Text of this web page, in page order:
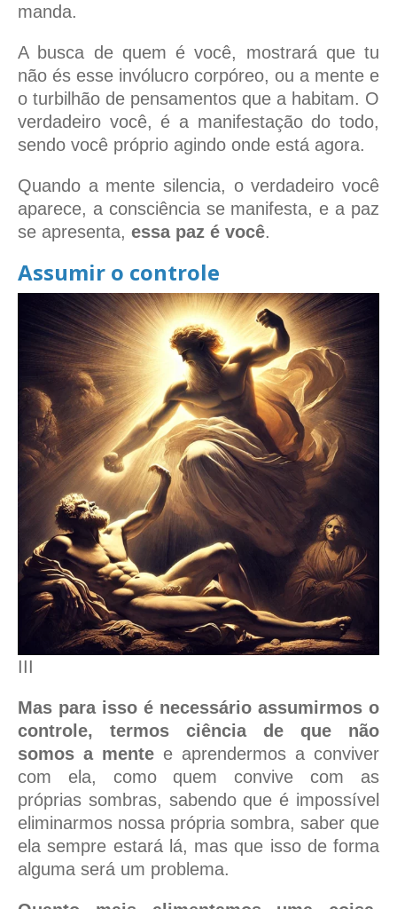
manda.
A busca de quem é você, mostrará que tu
não és esse invólucro corpóreo, ou a mente e
o turbilhão de pensamentos que a habitam. O
verdadeiro você, é a manifestação do todo,
sendo você próprio agindo onde está agora.
Quando a mente silencia, o verdadeiro você
aparece, a consciência se manifesta, e a paz
se apresenta, essa paz é você.
Assumir o controle
III
Mas para isso é necessário assumirmos o
controle, termos ciência de que não
somos a mente e aprendermos a conviver
com ela, como quem convive com as
próprias sombras, sabendo que é impossível
eliminarmos nossa própria sombra, saber que
ela sempre estará lá, mas que isso de forma
alguma será um problema.